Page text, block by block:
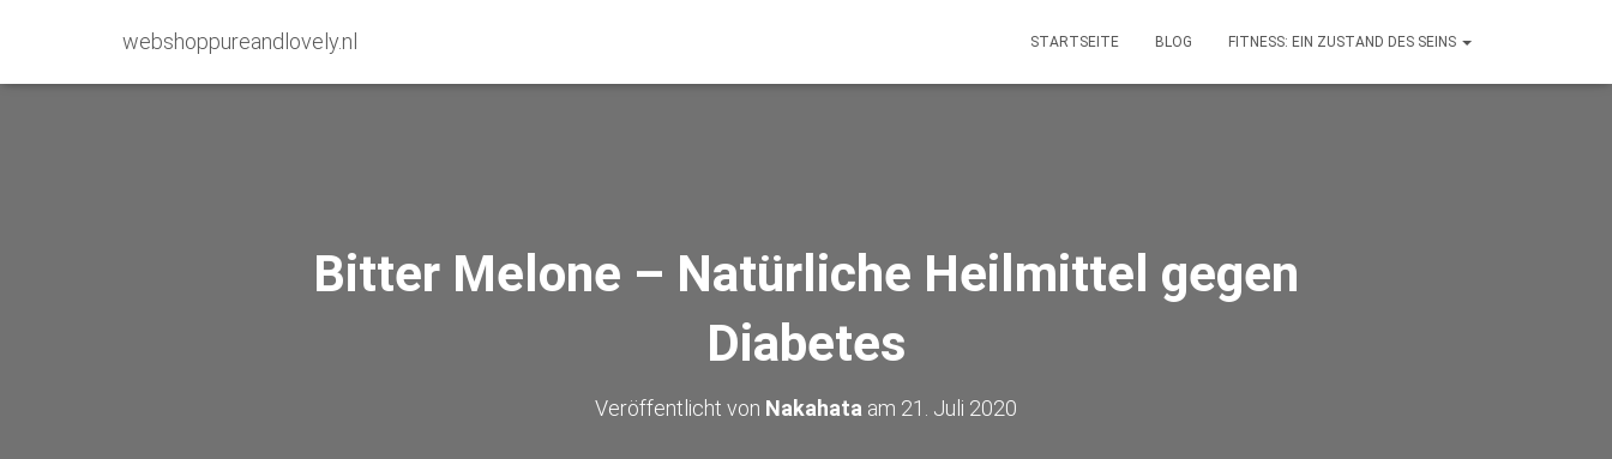
webshoppureandlovely.nl STARTSEITE BLOG FITNESS: EIN ZUSTAND DES SEINS
Bitter Melone – Natürliche Heilmittel gegen
Diabetes
Veröffentlicht von Nakahata am 21. Juli 2020